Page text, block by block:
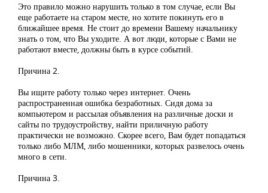
Это правило можно нарушить только в том случае, если Вы
еще работаете на старом месте, но хотите покинуть его в
ближайшее время. Не стоит до времени Вашему начальнику
знать о том, что Вы уходите. А вот люди, которые с Вами не
работают вместе, должны быть в курсе событий.
Причина 2.
Вы ищите работу только через интернет. Очень
распространенная ошибка безработных. Сидя дома за
компьютером и рассылая объявления на различные доски и
сайты по трудоустройству, найти приличную работу
практически не возможно. Скорее всего, Вам будет попадаться
только либо МЛМ, либо мошенники, которых развелось очень
много в сети.
Причина 3.